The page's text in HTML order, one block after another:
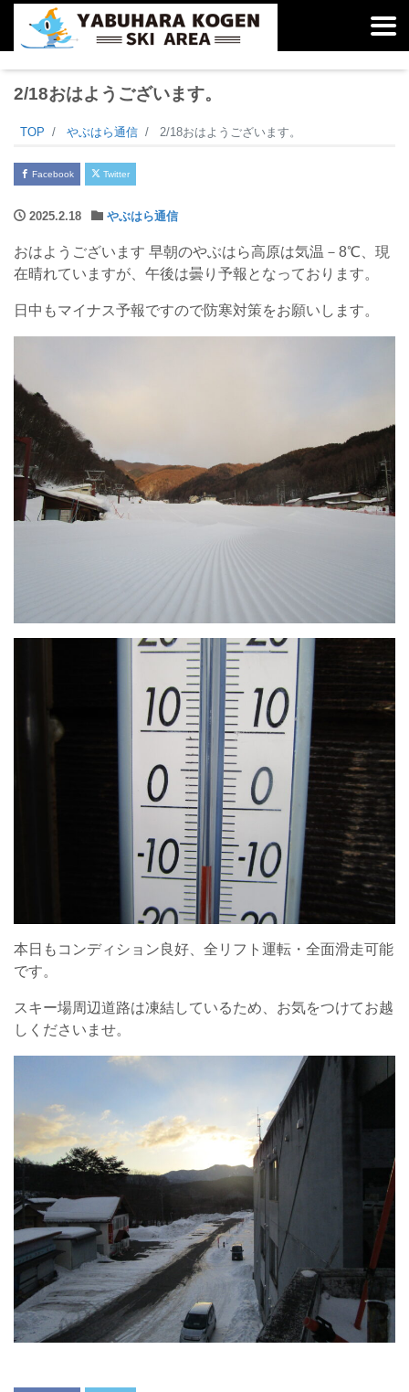
2/18おはようございます。
TOP やぶはら通信 2/18おはようございます。
Facebook Twitter
2025.2.18 やぶはら通信
おはようございます 早朝のやぶはら高原は気温－8℃、現
在晴れていますが、午後は曇り予報となっております。
日中もマイナス予報ですので防寒対策をお願いします。
本日もコンディション良好、全リフト運転・全面滑走可能
です。
スキー場周辺道路は凍結しているため、お気をつけてお越
しくださいませ。